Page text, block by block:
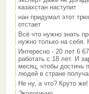
казахстан наступит
нан придумал этот
отстает
Всё что нужно знать
нужно только на себя.
Интересно - 20 лет 6
работать с 18 лет. И
месяц, чтобы достичь
людей в стране
Не ну, а что? Круто